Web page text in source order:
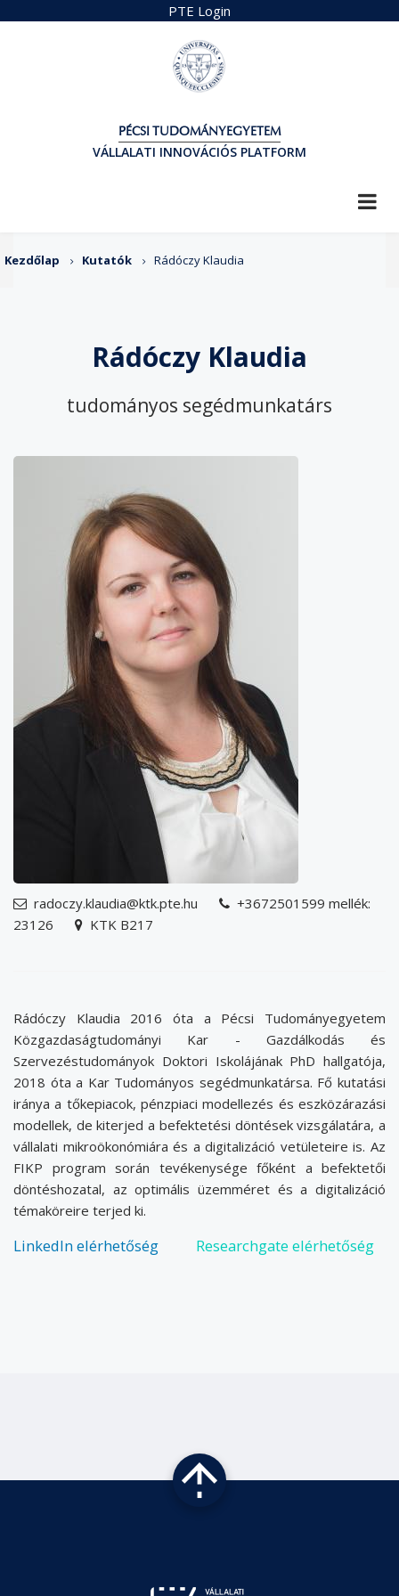
PTE Login
PÉCSI TUDOMÁNYEGYETEM
VÁLLALATI INNOVÁCIÓS PLATFORM
Morzsa
Kezdőlap Kutatók Rádóczy Klaudia
Rádóczy Klaudia
tudományos segédmunkatárs
email
radoczy.klaudia@ktk.pte.hu phone
+3672501599 mellék:
23126
address
KTK B217
Rádóczy Klaudia 2016 óta a Pécsi Tudományegyetem
Közgazdaságtudományi Kar - Gazdálkodás és
Szervezéstudományok Doktori Iskolájának PhD hallgatója,
2018 óta a Kar Tudományos segédmunkatársa. Fő kutatási
iránya a tőkepiacok, pénzpiaci modellezés és eszközárazási
modellek, de kiterjed a befektetési döntések vizsgálatára, a
vállalati mikroökonómiára és a digitalizáció vetületeire is. Az
FIKP program során tevékenysége főként a befektetői
döntéshozatal, az optimális üzemméret és a digitalizáció
témaköreire terjed ki.
LinkedIn elérhetőség Researchgate elérhetőség